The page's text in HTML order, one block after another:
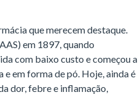
que merecem destaque.
em 1897, quando
com baixo custo e começou a
em forma de pó. Hoje, ainda é
dor, febre e inflamação,